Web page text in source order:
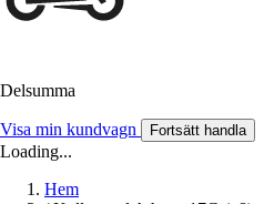
Delsumma
Visa min kundvagn Fortsätt handla
Loading...
Hem